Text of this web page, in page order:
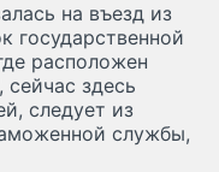
на въезд из
государственной
расположен
сейчас здесь
следует из
службы,